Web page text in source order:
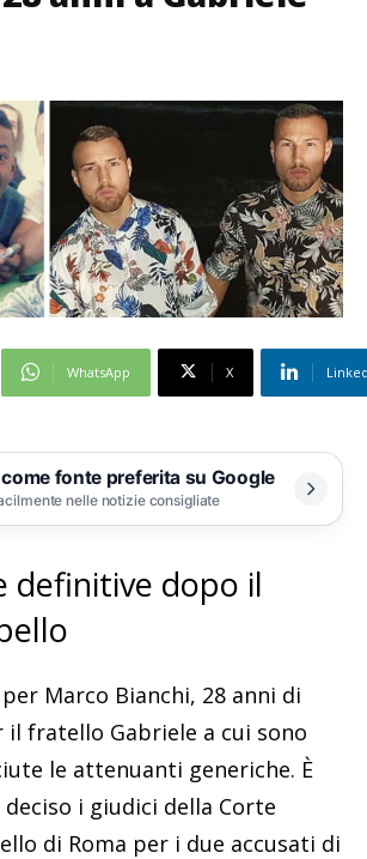
WhatsApp X
fonte preferita su Google
nelle notizie consigliate
definitive dopo il
Marco Bianchi, 28 anni di
il fratello Gabriele a cui sono
le attenuanti generiche. È
i giudici della Corte
di Roma per i due accusati di